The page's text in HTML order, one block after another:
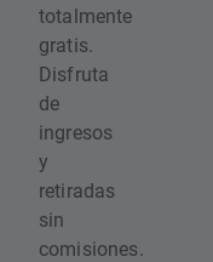
totalmente
gratis.
Disfruta
de
ingresos
y
retiradas
sin
comisiones.